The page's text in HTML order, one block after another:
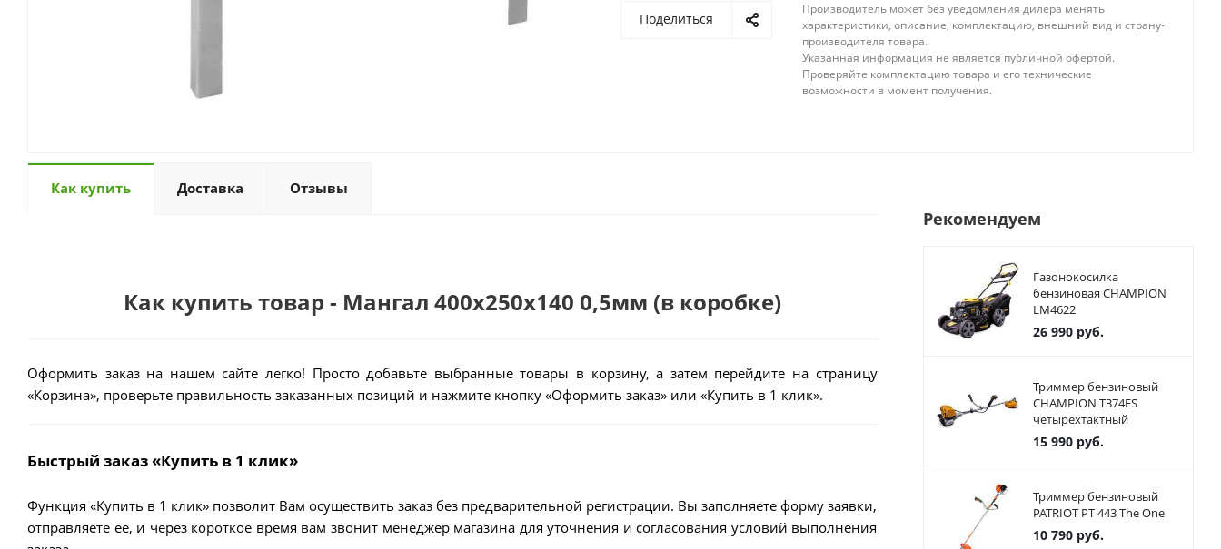
Поделиться
Производитель может без уведомления дилера менять
характеристики, описание, комплектацию, внешний вид и страну-
производителя товара.
Указанная информация не является публичной офертой.
Проверяйте комплектацию товара и его технические
возможности в момент получения.
Как купить Доставка Отзывы
Как купить товар - Мангал 400х250х140 0,5мм (в коробке)
Оформить заказ на нашем сайте легко! Просто добавьте выбранные товары в корзину, а затем перейдите на страницу
«Корзина», проверьте правильность заказанных позиций и нажмите кнопку «Оформить заказ» или «Купить в 1 клик».
Быстрый заказ «Купить в 1 клик»
Функция «Купить в 1 клик» позволит Вам осуществить заказ без предварительной регистрации. Вы заполняете форму заявки,
отправляете её, и через короткое время вам звонит менеджер магазина для уточнения и согласования условий выполнения
Рекомендуем
Газонокосилка
бензиновая CHAMPION
LM4622
26 990руб.
Триммер бензиновый
CHAMPION T374FS
четырехтактный
15 990руб.
Триммер бензиновый
PATRIOT PT 443 The One
10 790руб.